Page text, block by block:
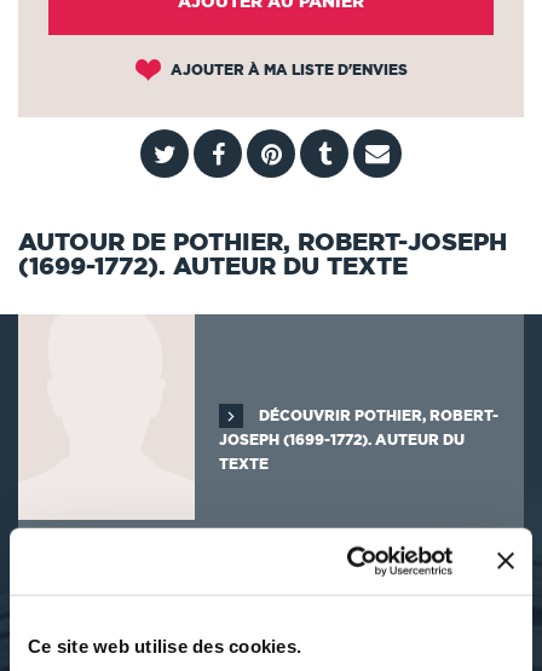
Ce site web utilise des cookies.
AJOUTER À MA LISTE D'ENVIES
AUTOUR DE POTHIER, ROBERT-JOSEPH
(1699-1772). AUTEUR DU TEXTE
DÉCOUVRIR POTHIER, ROBERT-
JOSEPH (1699-1772). AUTEUR DU
TEXTE